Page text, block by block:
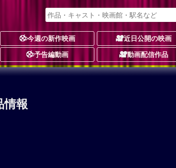
今週の新作映画 近日公開の映画
予告編動画 動画配信作品
情報